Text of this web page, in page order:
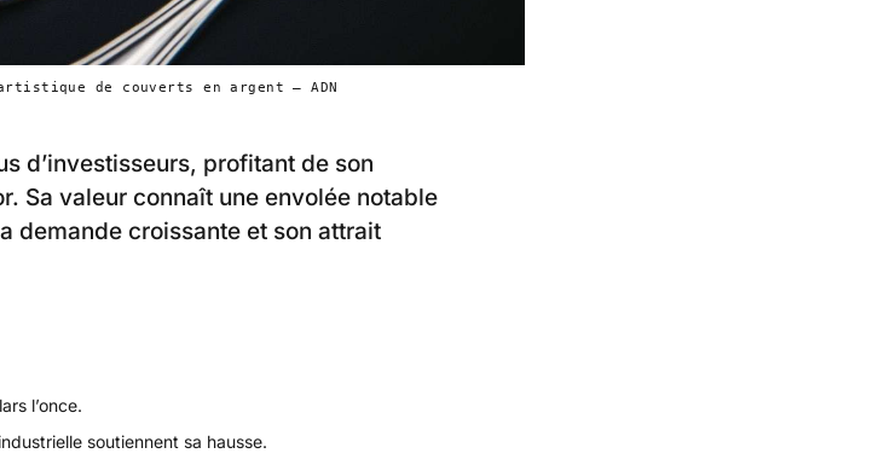
de couverts en argent — ADN
d’investisseurs, profitant de son
Sa valeur connaît une envolée notable
demande croissante et son attrait
l’once.
soutiennent sa hausse.